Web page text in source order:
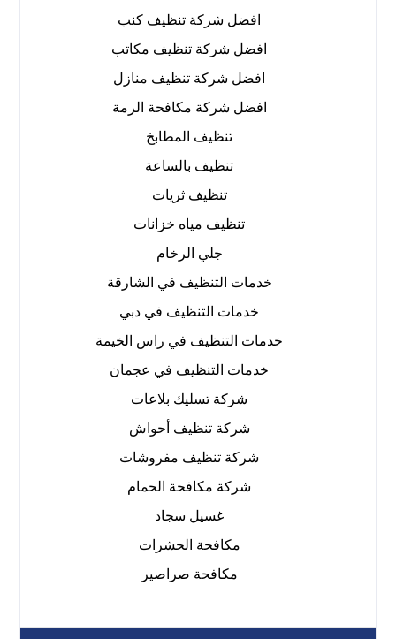
افضل شركة تنظيف كنب
افضل شركة تنظيف مكاتب
افضل شركة تنظيف منازل
افضل شركة مكافحة الرمة
تنظيف المطابخ
تنظيف بالساعة
تنظيف ثريات
تنظيف مياه خزانات
جلي الرخام
خدمات التنظيف في الشارقة
خدمات التنظيف في دبي
خدمات التنظيف في راس الخيمة
خدمات التنظيف في عجمان
شركة تسليك بلاعات
شركة تنظيف أحواش
شركة تنظيف مفروشات
شركة مكافحة الحمام
غسيل سجاد
مكافحة الحشرات
مكافحة صراصير